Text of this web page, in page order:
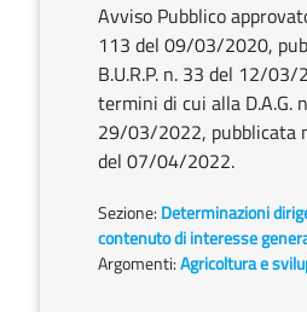
Avviso Pubblico
113 del 09/03/2020,
B.U.R.P. n. 33 del 12/
termini di cui alla D.A.G.
29/03/2022, pubblicata
del 07/04/2022.
Sezione: Determinazioni
contenuto di interesse
Argomenti:Agricoltura e